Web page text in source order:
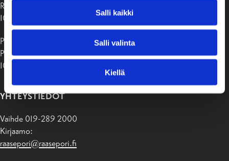
Salli kaikki
Salli valinta
Kiellä
Raaseporintie 37
10650 Tammisaari
Postiosoite:
PB 58
10611 Raasepori
YHTEYSTIEDOT
Vaihde 019-289 2000
Kirjaamo:
raasepori@raasepori.fi